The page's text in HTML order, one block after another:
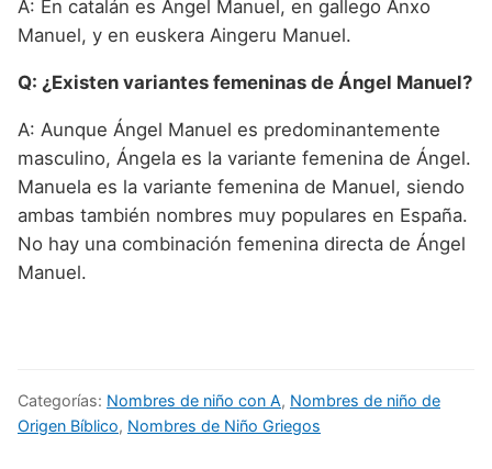
A: En catalán es Àngel Manuel, en gallego Anxo
Manuel, y en euskera Aingeru Manuel.
Q: ¿Existen variantes femeninas de Ángel Manuel?
A: Aunque Ángel Manuel es predominantemente
masculino, Ángela es la variante femenina de Ángel.
Manuela es la variante femenina de Manuel, siendo
ambas también nombres muy populares en España.
No hay una combinación femenina directa de Ángel
Manuel.
Categorías: Nombres de niño con A, Nombres de niño de
Origen Bíblico, Nombres de Niño Griegos